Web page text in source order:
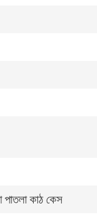
কাঠ কেস